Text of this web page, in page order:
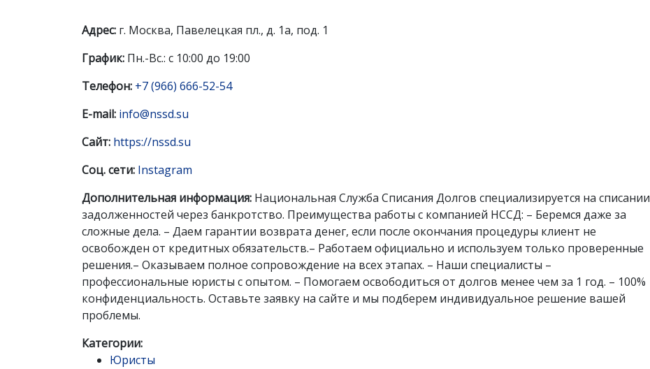
Адрес: г. Москва, Павелецкая пл., д. 1а, под. 1
График: Пн.-Вс.: с 10:00 до 19:00
Телефон: +7 (966) 666-52-54
E-mail: info@nssd.su
Сайт: https://nssd.su
Соц. сети: Instagram
Дополнительная информация: Национальная Служба Списания Долгов специализируется на списании
задолженностей через банкротство. Преимущества работы с компанией НССД: – Беремся даже за
сложные дела. – Даем гарантии возврата денег, если после окончания процедуры клиент не
освобожден от кредитных обязательств.– Работаем официально и используем только проверенные
решения.– Оказываем полное сопровождение на всех этапах. – Наши специалисты –
профессиональные юристы с опытом. – Помогаем освободиться от долгов менее чем за 1 год. – 100%
конфиденциальность. Оставьте заявку на сайте и мы подберем индивидуальное решение вашей
проблемы.
Категории:
Юристы